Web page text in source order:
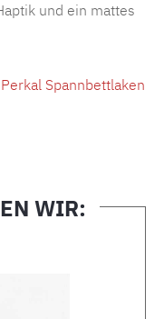
und ein mattes
Spannbettlaken
WIR: